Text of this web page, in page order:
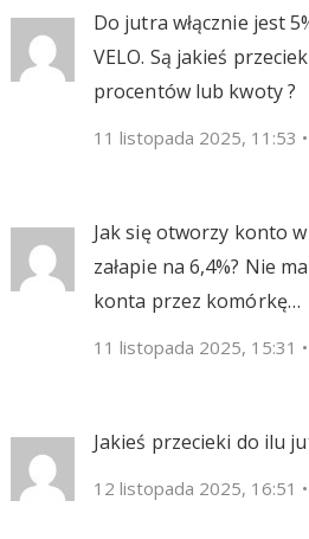
Do jutra włącznie jest
VELO. Są jakieś
procentów lub kwoty ?
11 listopada 2025, 11:53 •
Jak się otworzy konto
załapie na 6,4%? Nie
konta przez komórkę…
11 listopada 2025, 15:31 •
Jakieś przecieki do ilu
12 listopada 2025, 16:51 •